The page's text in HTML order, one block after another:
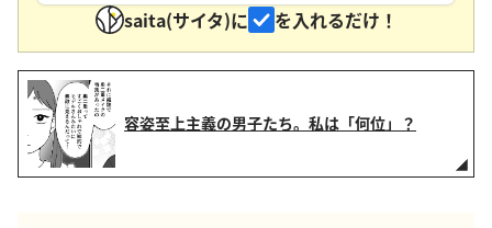
saita(サイタ)に
を入れるだけ！
容姿至上主義の男子たち。私は「何位」？